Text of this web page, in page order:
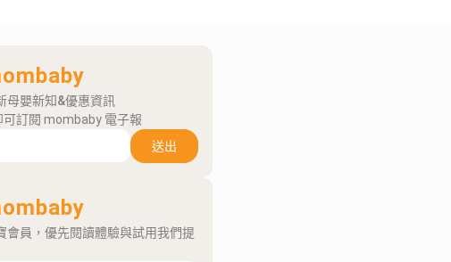
母嬰新知&優惠資訊
可訂閱 mombaby 電子報
送出
會員，優先閱讀體驗與試用我們提